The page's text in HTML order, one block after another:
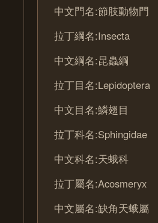
中文門名:節肢動物門
拉丁綱名:Insecta
中文綱名:昆蟲綱
拉丁目名:Lepidoptera
中文目名:鱗翅目
拉丁科名:Sphingidae
中文科名:天蛾科
拉丁屬名:Acosmeryx
中文屬名:缺角天蛾屬